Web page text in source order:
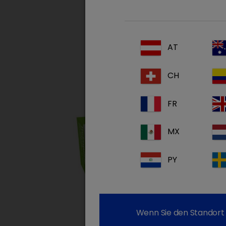
AT
CH
FR
MX
PY
Wenn Sie den